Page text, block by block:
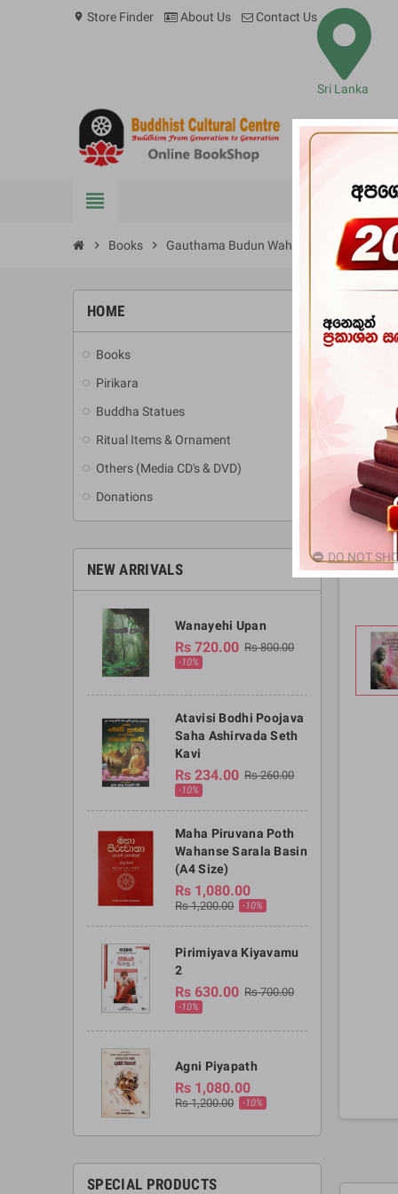
location_on Store Finder About Us Contact Us
Sri Lanka
view_headline BOOKS
chevron_right Books chevron_right Gauthama Budun Wahansege Dinapotha
HOME
Books
Pirikara
Buddha Statues
Ritual Items & Ornament
Others (Media CD's & DVD)
Donations
NEW ARRIVALS
Wanayehi Upan
Rs 720.00 Rs 800.00
-10%
Atavisi Bodhi Poojava
Saha Ashirvada Seth
Kavi
Rs 234.00 Rs 260.00
-10%
Maha Piruvana Poth
Wahanse Sarala Basin
(A4 Size)
Rs 1,080.00
Rs 1,200.00 -10%
Pirimiyava Kiyavamu
2
Rs 630.00 Rs 700.00
-10%
Agni Piyapath
Rs 1,080.00
Rs 1,200.00 -10%
SPECIAL PRODUCTS
-10%
DO NOT